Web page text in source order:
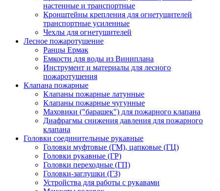
настенные и транспортные
Кронштейны крепления для огнетушителей
транспортные усиленные
Чехлы для огнетушителей
Лесное пожаротушение
Ранцы Ермак
Емкости для воды из Виниплана
Инструмент и материалы для лесного
пожаротушения
Клапана пожарные
Клапаны пожарные латунные
Клапаны пожарные чугунные
Маховики ("барашек") для пожарного клапана
Диафрагмы снижения давления для пожарного
клапана
Головки соединительные рукавные
Головки муфтовые (ГМ), цапковые (ГЦ)
Головки рукавные (ГР)
Головки переходные (ГП)
Головки-заглушки (ГЗ)
Устройства для работы с рукавами